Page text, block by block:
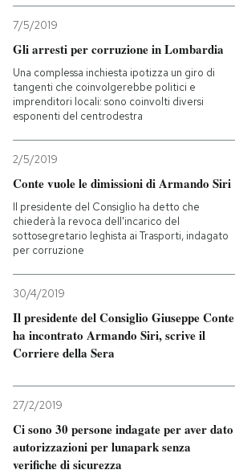
NEWSLETTER
I MIEI PREFERITI
CALENDARIO
AREA PERSONALE
7/5/2019
Gli arresti per corruzione in Lombardia
Una complessa inchiesta ipotizza un giro di
tangenti che coinvolgerebbe politici e
imprenditori locali: sono coinvolti diversi
esponenti del centrodestra
2/5/2019
Conte vuole le dimissioni di Armando Siri
Il presidente del Consiglio ha detto che
chiederà la revoca dell'incarico del
sottosegretario leghista ai Trasporti, indagato
per corruzione
30/4/2019
Il presidente del Consiglio Giuseppe Conte
ha incontrato Armando Siri, scrive il
Corriere della Sera
27/2/2019
Ci sono 30 persone indagate per aver dato
autorizzazioni per lunapark senza
verifiche di sicurezza